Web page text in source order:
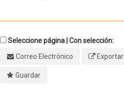
Seleccione página | Con selección:
Correo Electrónico
Exportar
Guardar